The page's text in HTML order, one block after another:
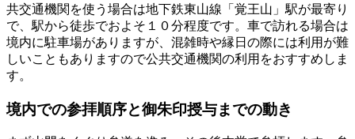
共交通機関を使う場合は地下鉄東山線「覚王山」駅が最寄り
で、駅から徒歩でおよそ１０分程度です。車で訪れる場合は
境内に駐車場がありますが、混雑時や縁日の際には利用が難
しいこともありますので公共交通機関の利用をおすすめしま
す。
境内での参拝順序と御朱印授与までの動き